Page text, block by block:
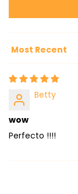
Sort by
Betty
wow
Perfecto !!!!